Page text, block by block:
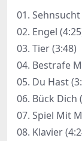
01. Sehnsucht
02. Engel
03. Tier (3:48)
04. Bestrafe
05. Du Hast
06. Bück Dich
07. Spiel Mit
08. Klavier